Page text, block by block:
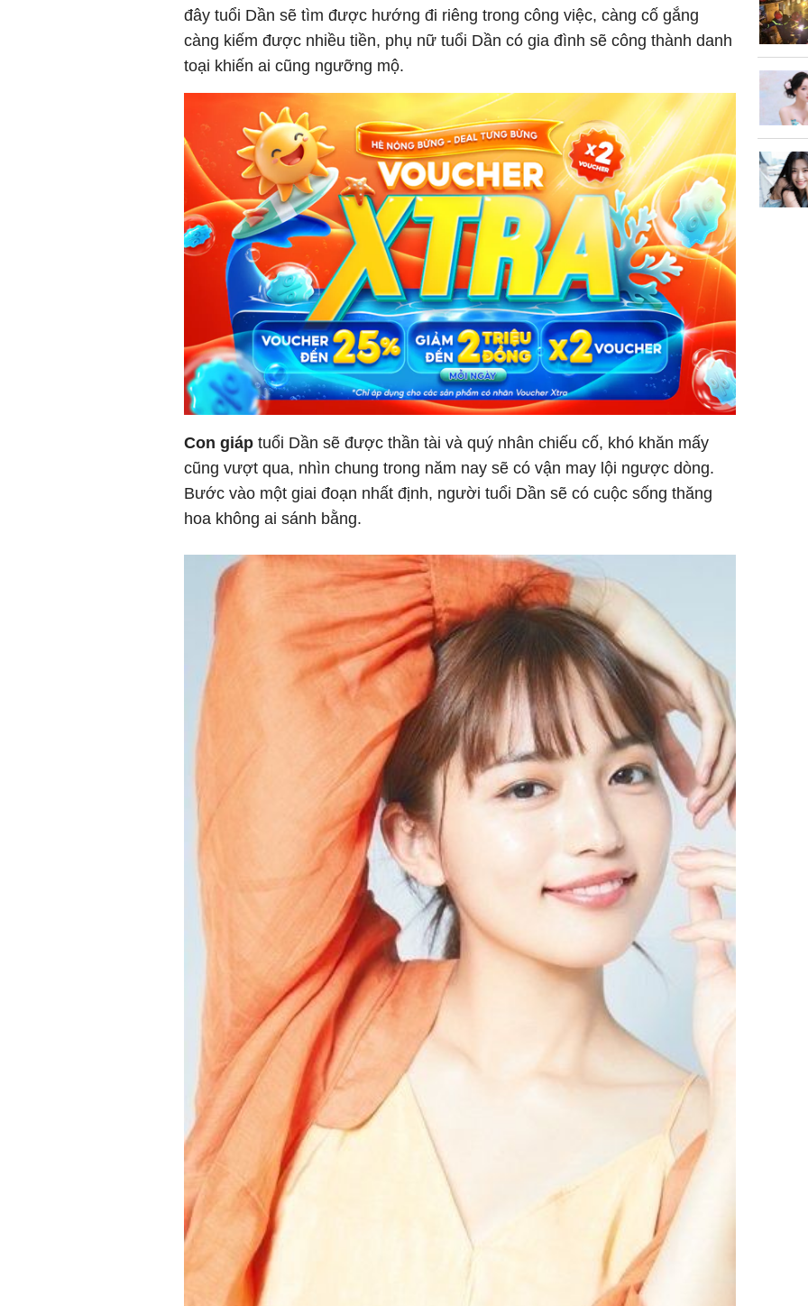
đây tuổi Dần sẽ tìm được hướng đi riêng trong công việc, càng cố gắng
càng kiếm được nhiều tiền, phụ nữ tuổi Dần có gia đình sẽ công thành danh
toại khiến ai cũng ngưỡng mộ.
Con giáp tuổi Dần sẽ được thần tài và quý nhân chiếu cố, khó khăn mấy
cũng vượt qua, nhìn chung trong năm nay sẽ có vận may lội ngược dòng.
Bước vào một giai đoạn nhất định, người tuổi Dần sẽ có cuộc sống thăng
hoa không ai sánh bằng.